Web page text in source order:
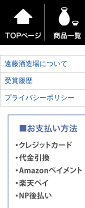
遠藤酒造場について
受賞履歴
プライバシーポリシー